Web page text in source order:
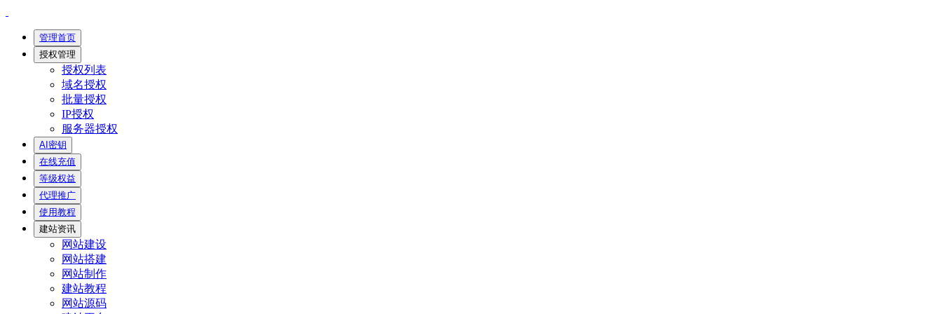
管理首页
授权管理
授权列表
域名授权
批量授权
IP授权
服务器授权
AI密钥
在线充值
等级权益
代理推广
使用教程
建站资讯
网站建设
网站搭建
网站制作
建站教程
网站源码